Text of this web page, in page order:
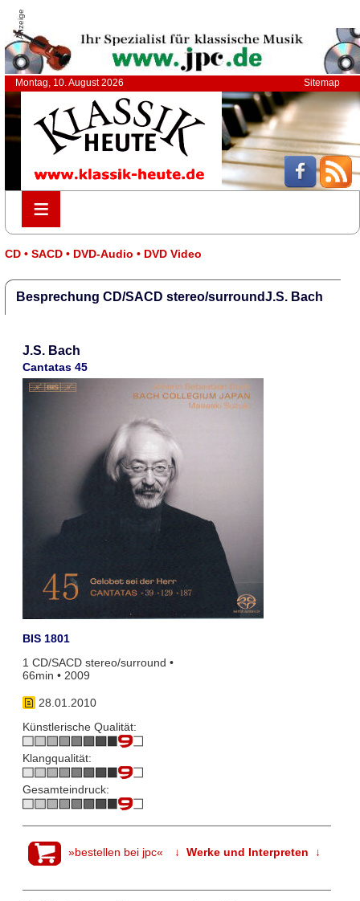
Anzeige
Montag, 10. August 2026 Sitemap
≡
≡
CD • SACD • DVD-Audio • DVD Video
Besprechung CD/SACD stereo/surroundJ.S. Bach
J.S. Bach
Cantatas 45
BIS 1801
1 CD/SACD stereo/surround •
66min • 2009
28.01.2010
Künstlerische Qualität:
Klangqualität:
Gesamteindruck:
»bestellen bei jpc« ↓ Werke und Interpreten ↓